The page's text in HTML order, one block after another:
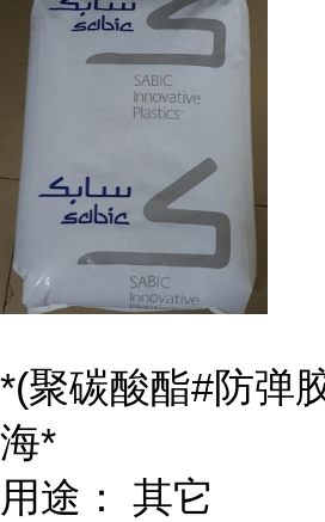
*(聚碳酸酯#防弹
海*
用途： 其它